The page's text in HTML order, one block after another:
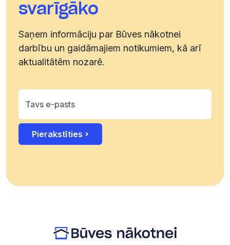
svarīgāko
Saņem informāciju par Būves nākotnei
darbību un gaidāmajiem notikumiem, kā arī
aktualitātēm nozarē.
Pierakstīties